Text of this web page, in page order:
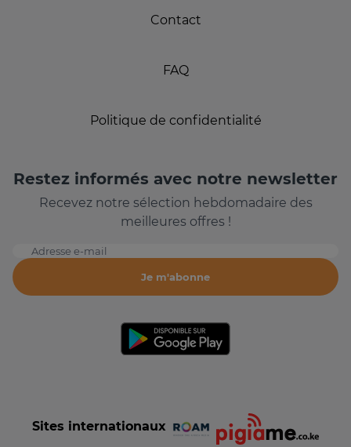
Contact
FAQ
Politique de confidentialité
Restez informés avec notre newsletter
Recevez notre sélection hebdomadaire des
meilleures offres !
Adresse e-mail
Je m'abonne
Sites internationaux